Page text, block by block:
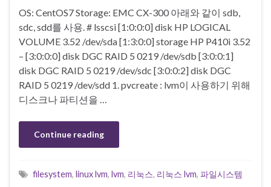
OS: CentOS7 Storage: EMC CX-300 아래와 같이 sdb,
sdc, sdd를 사용. # lsscsi [1:0:0:0] disk HP LOGICAL
VOLUME 3.52 /dev/sda [1:3:0:0] storage HP P410i 3.52
– [3:0:0:0] disk DGC RAID 5 0219 /dev/sdb [3:0:0:1]
disk DGC RAID 5 0219 /dev/sdc [3:0:0:2] disk DGC
RAID 5 0219 /dev/sdd 1. pvcreate : lvm이 사용하기 위해
디스크나 파티션을 …
Continue reading
filesystem, linux lvm, lvm, 리눅스, 리눅스 lvm, 파일시스템